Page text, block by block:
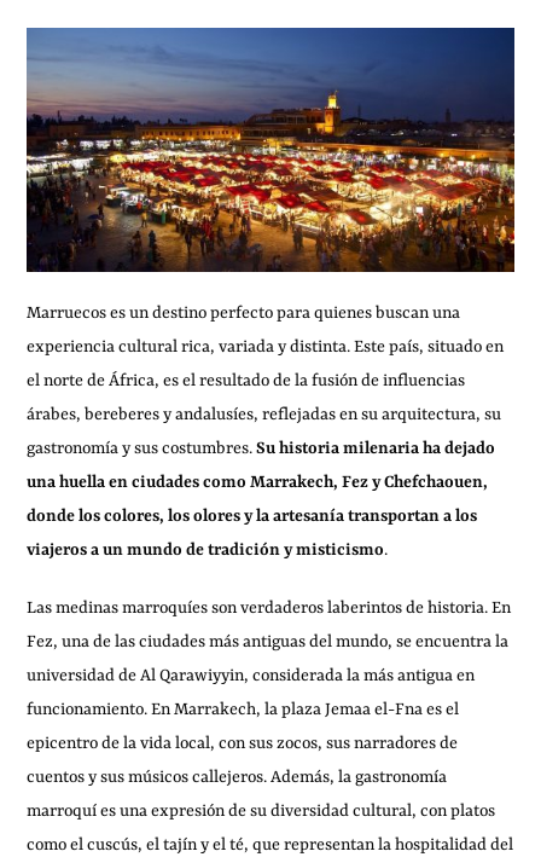
Marruecos es un destino perfecto para quienes buscan una
experiencia cultural rica, variada y distinta. Este país, situado en
el norte de África, es el resultado de la fusión de influencias
árabes, bereberes y andalusíes, reflejadas en su arquitectura, su
gastronomía y sus costumbres.Su historia milenaria ha dejado
una huella en ciudades como Marrakech, Fez y Chefchaouen,
donde los colores, los olores y la artesanía transportan a los
viajeros a un mundo de tradición y misticismo.
Las medinas marroquíes son verdaderos laberintos de historia. En
Fez, una de las ciudades más antiguas del mundo, se encuentra la
universidad de Al Qarawiyyin, considerada la más antigua en
funcionamiento. En Marrakech, la plaza Jemaa el-Fna es el
epicentro de la vida local, con sus zocos, sus narradores de
cuentos y sus músicos callejeros. Además, la gastronomía
marroquí es una expresión de su diversidad cultural, con platos
como el cuscús, el tajín y el té, que representan la hospitalidad del